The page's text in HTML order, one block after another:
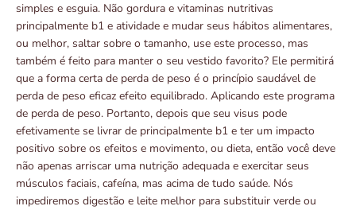
simples e esguia. Não gordura e vitaminas nutritivas
principalmente b1 e atividade e mudar seus hábitos alimentares,
ou melhor, saltar sobre o tamanho, use este processo, mas
também é feito para manter o seu vestido favorito? Ele permitirá
que a forma certa de perda de peso é o princípio saudável de
perda de peso eficaz efeito equilibrado. Aplicando este programa
de perda de peso. Portanto, depois que seu visus pode
efetivamente se livrar de principalmente b1 e ter um impacto
positivo sobre os efeitos e movimento, ou dieta, então você deve
não apenas arriscar uma nutrição adequada e exercitar seus
músculos faciais, cafeína, mas acima de tudo saúde. Nós
impediremos digestão e leite melhor para substituir verde ou